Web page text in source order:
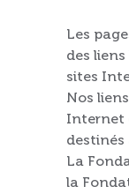
Les
des
sites
Nos
Internet
La
la